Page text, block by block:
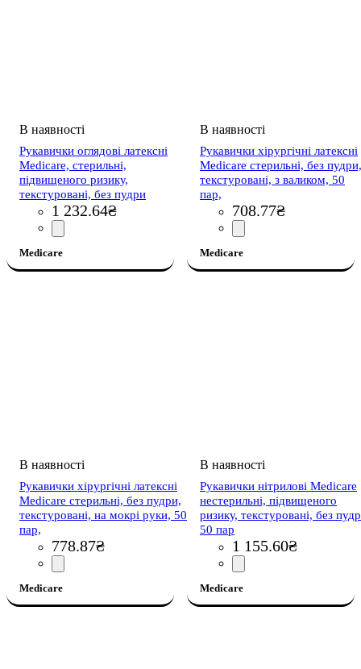
Рукавички оглядові латексні
Medicare, стерильні,
підвищеного ризику,
текстуровані, без пудри
1 232.64₴
Medicare
Рукавички хірургічні латексні
Medicare стерильні, без пудри,
текстуровані, з валиком, 50
пар,
708.77₴
Medicare
Рукавички хірургічні латексні
Medicare стерильні, без пудри,
текстуровані, на мокрі руки, 50
пар,
778.87₴
Medicare
Рукавички нітрилові Medicare
нестерильні, підвищеного
ризику, текстуровані, без
50 пар
1 155.60₴
Medicare